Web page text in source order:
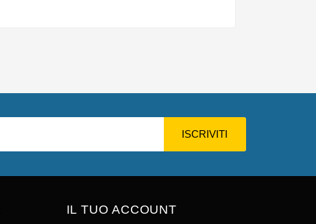
IL TUO ACCOUNT